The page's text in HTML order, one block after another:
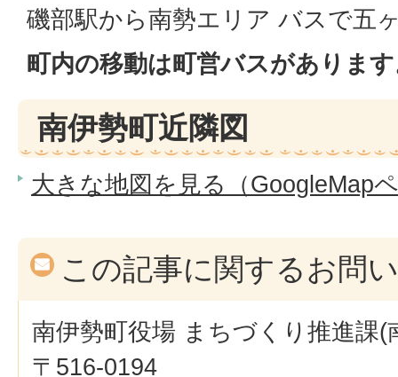
磯部駅から南勢エリア バスで五
町内の移動は町営バスがありま
南伊勢町近隣図
大きな地図を見る（GoogleMap
この記事に関するお問
南伊勢町役場 まちづくり推進課(
〒516-0194